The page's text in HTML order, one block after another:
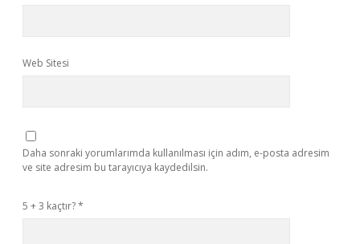
Web Sitesi
Daha sonraki yorumlarımda kullanılması için adım, e-posta adresim
ve site adresim bu tarayıcıya kaydedilsin.
5 + 3 kaçtır?*